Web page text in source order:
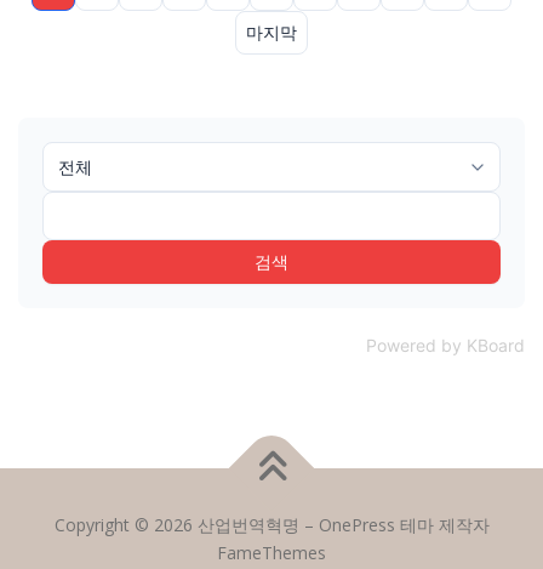
마지막
검색
Powered by KBoard
Copyright © 2026 산업번역혁명 – OnePress 테마 제작자
FameThemes